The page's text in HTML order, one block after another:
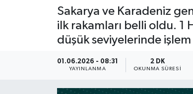
Sakarya ve Karadeniz
ilk rakamları belli oldu. 1
düşük seviyelerinde
01.06.2026 - 08:31
YAYINLANMA
2 DK
OKUNMA SÜRESI